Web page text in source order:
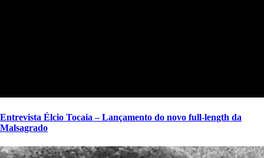
Entrevista Élcio Tocaia – Lançamento do novo full-length da
Malsagrado